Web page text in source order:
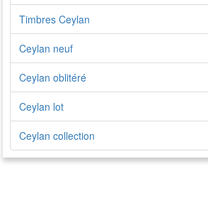
Timbres Ceylan
Ceylan neuf
Ceylan oblitéré
Ceylan lot
Ceylan collection